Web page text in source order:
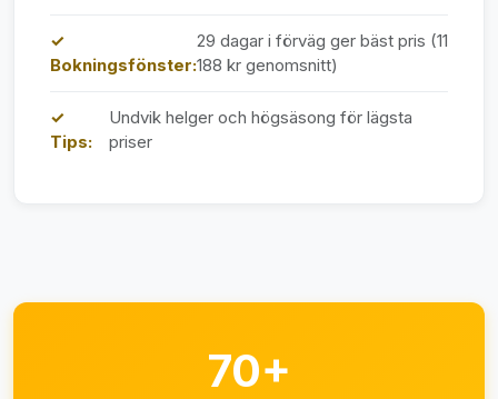
✓
Bokningsfönster:
29 dagar i förväg ger bäst pris (11
188 kr genomsnitt)
✓
Tips:
Undvik helger och högsäsong för lägsta
priser
70+